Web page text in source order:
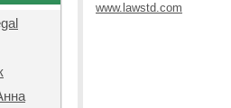
www.lawstd.com